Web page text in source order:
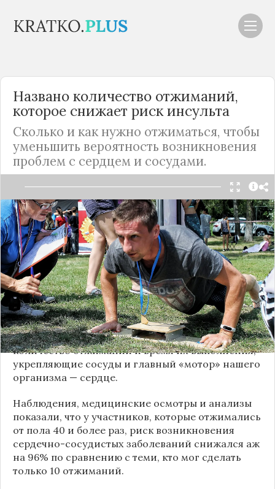
Названо количество отжиманий,
которое снижает риск инсульта
Сколько и как нужно отжиматься, чтобы
уменьшить вероятность возникновения
проблем с сердцем и сосудами.
Читать в Telegram
Ученые определили количество и
интенсивность отжиманий от пола, которые
кардинально уменьшают риск возникновения
кардиологических проблем.
В ходе десятилетнего исследования, в котором
принимали участие более 1000 мужчин, ученые
из Гарварда смогли вычислить точное
количество отжиманий и время их выполнения,
укрепляющие сосуды и главный «мотор» нашего
организма — сердце.
Наблюдения, медицинские осмотры и анализы
показали, что у участников, которые отжимались
от пола 40 и более раз, риск возникновения
сердечно-сосудистых заболеваний снижался аж
на 96% по сравнению с теми, кто мог сделать
только 10 отжиманий.